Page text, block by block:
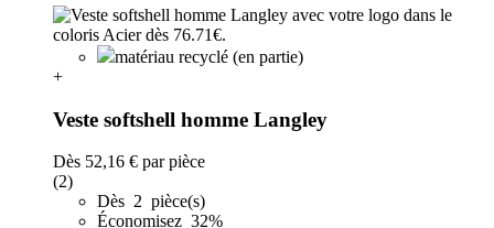
matériau recyclé (en partie)
+
Veste softshell homme Langley
Dès 52,16 € par pièce
(2)
Dès 2 pièce(s)
Économisez 32%